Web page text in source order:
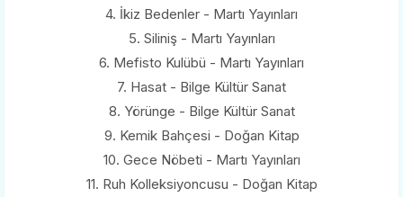
4. İkiz Bedenler - Martı Yayınları
5. Siliniş - Martı Yayınları
6. Mefisto Kulübü - Martı Yayınları
7. Hasat - Bilge Kültür Sanat
8. Yörünge - Bilge Kültür Sanat
9. Kemik Bahçesi - Doğan Kitap
10. Gece Nöbeti - Martı Yayınları
11. Ruh Kolleksiyoncusu - Doğan Kitap